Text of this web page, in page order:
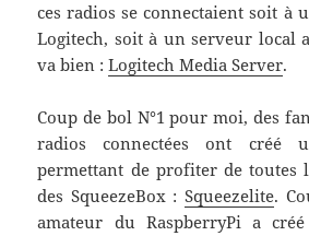
ces radios se connectaient soit à
Logitech, soit à un serveur local
va bien :Logitech Media Server.
Coup de bol N°1 pour moi, des
radios connectées ont créé
permettant de profiter de toutes
des SqueezeBox : Squeezelite.
amateur du RaspberryPi a